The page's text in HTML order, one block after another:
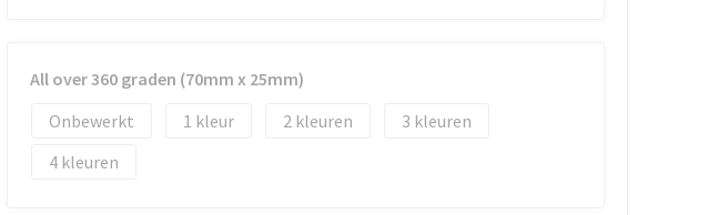
All over 360 graden (70mm x 25mm)
Onbewerkt
1 2
3
4